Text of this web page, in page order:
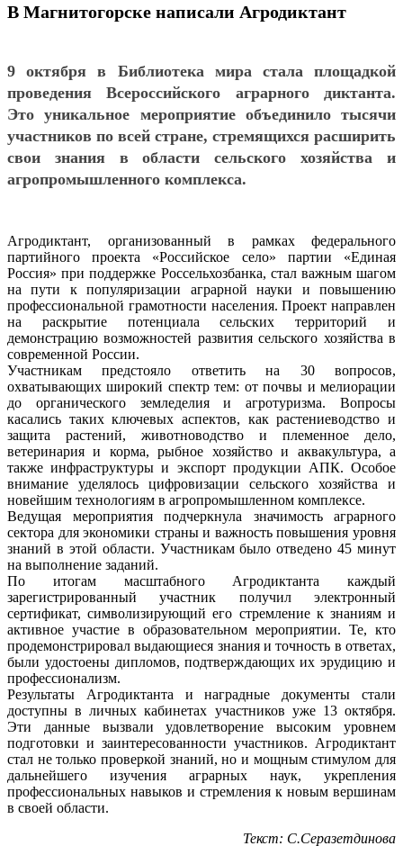
В Магнитогорске написали Агродиктант
9 октября в Библиотека мира стала площадкой
проведения Всероссийского аграрного диктанта.
Это уникальное мероприятие объединило тысячи
участников по всей стране, стремящихся расширить
свои знания в области сельского хозяйства и
агропромышленного комплекса.
Агродиктант, организованный в рамках федерального
партийного проекта «Российское село» партии «Единая
Россия» при поддержке Россельхозбанка, стал важным шагом
на пути к популяризации аграрной науки и повышению
профессиональной грамотности населения. Проект направлен
на раскрытие потенциала сельских территорий и
демонстрацию возможностей развития сельского хозяйства в
современной России.
Участникам предстояло ответить на 30 вопросов,
охватывающих широкий спектр тем: от почвы и мелиорации
до органического земледелия и агротуризма. Вопросы
касались таких ключевых аспектов, как растениеводство и
защита растений, животноводство и племенное дело,
ветеринария и корма, рыбное хозяйство и аквакультура, а
также инфраструктуры и экспорт продукции АПК. Особое
внимание уделялось цифровизации сельского хозяйства и
новейшим технологиям в агропромышленном комплексе.
Ведущая мероприятия подчеркнула значимость аграрного
сектора для экономики страны и важность повышения уровня
знаний в этой области. Участникам было отведено 45 минут
на выполнение заданий.
По итогам масштабного Агродиктанта каждый
зарегистрированный участник получил электронный
сертификат, символизирующий его стремление к знаниям и
активное участие в образовательном мероприятии. Те, кто
продемонстрировал выдающиеся знания и точность в ответах,
были удостоены дипломов, подтверждающих их эрудицию и
профессионализм.
Результаты Агродиктанта и наградные документы стали
доступны в личных кабинетах участников уже 13 октября.
Эти данные вызвали удовлетворение высоким уровнем
подготовки и заинтересованности участников. Агродиктант
стал не только проверкой знаний, но и мощным стимулом для
дальнейшего изучения аграрных наук, укрепления
профессиональных навыков и стремления к новым вершинам
в своей области.
Текст: С.Серазетдинова